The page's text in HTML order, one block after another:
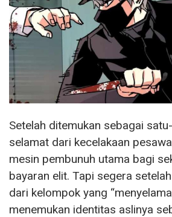
Setelah ditemukan sebagai
selamat dari kecelakaan
mesin pembunuh utama bagi
bayaran elit. Tapi segera
dari kelompok yang
menemukan identitas aslinya